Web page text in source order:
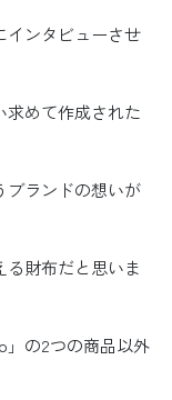
インタビューさせ
求めて作成された
ブランドの想いが
財布だと思いま
」の2つの商品以外